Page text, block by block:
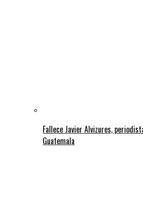
Fallece Javier Alvizures,
Guatemala